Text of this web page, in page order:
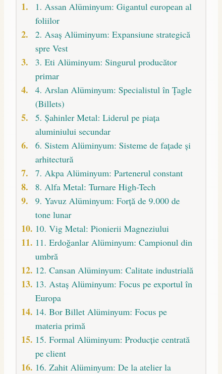
1. Assan Alüminyum: Gigantul european al
foliilor
2. Asaş Alüminyum: Expansiune strategică
spre Vest
3. Eti Alüminyum: Singurul producător
primar
4. Arslan Alüminyum: Specialistul în Țagle
(Billets)
5. Şahinler Metal: Liderul pe piața
aluminiului secundar
6. Sistem Alüminyum: Sisteme de fațade și
arhitectură
7. Akpa Alüminyum: Partenerul constant
8. Alfa Metal: Turnare High-Tech
9. Yavuz Alüminyum: Forță de 9.000 de
tone lunar
10. Vig Metal: Pionierii Magneziului
11. Erdoğanlar Alüminyum: Campionul din
umbră
12. Cansan Alüminyum: Calitate industrială
13. Astaş Alüminyum: Focus pe exportul în
Europa
14. Bor Billet Alüminyum: Focus pe
materia primă
15. Formal Alüminyum: Producție centrată
pe client
16. Zahit Alüminyum: De la atelier la